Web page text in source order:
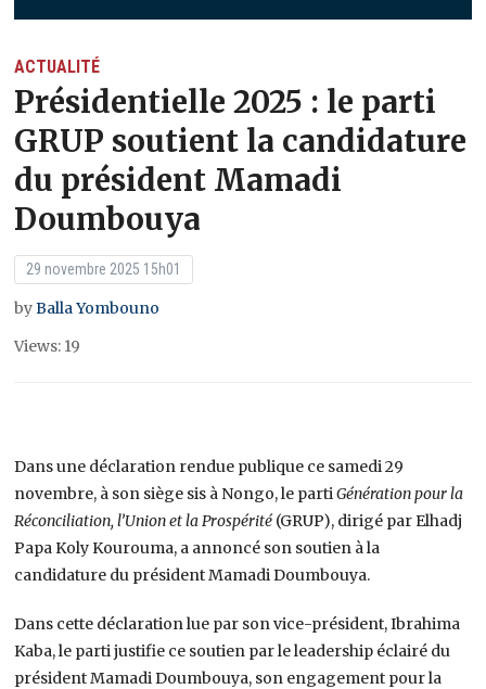
ACTUALITÉ
Présidentielle 2025 : le parti
GRUP soutient la candidature
du président Mamadi
Doumbouya
29 novembre 2025 15h01
byBalla Yombouno
Views: 19
Dans une déclaration rendue publique ce samedi 29
novembre, à son siège sis à Nongo, le partiGénération pour la
Réconciliation, l’Union et la Prospérité (GRUP), dirigé par Elhadj
Papa Koly Kourouma, a annoncé son soutien à la
candidature du président Mamadi Doumbouya.
Dans cette déclaration lue par son vice-président, Ibrahima
Kaba, le parti justifie ce soutien par le leadership éclairé du
président Mamadi Doumbouya, son engagement pour la